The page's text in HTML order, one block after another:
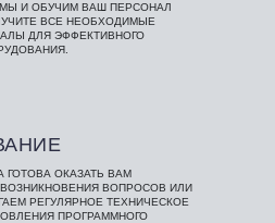
ГОТОВА ОКАЗАТЬ ВАМ
ВОПРОСОВ ИЛИ
РЕГУЛЯРНОЕ ТЕХНИЧЕСКОЕ
ПРОГРАММНОГО
И ОБУЧИМ ВАШ ПЕРСОНАЛ
ВСЕ НЕОБХОДИМЫЕ
ДЛЯ ЭФФЕКТИВНОГО